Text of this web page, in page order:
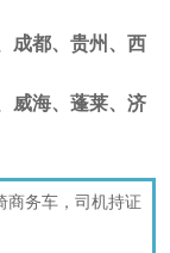
成都、贵州、西
威海、蓬莱、济
商务车，司机持证